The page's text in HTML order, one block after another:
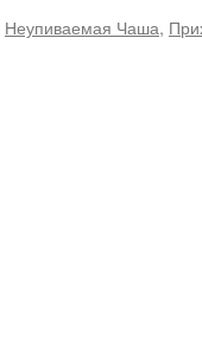
Неупиваемая Чаша,